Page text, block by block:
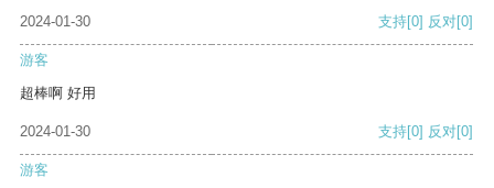
2024-01-30
支持[0] 反对[0]
游客
超棒啊 好用
2024-01-30 支持[0] 反对[0]
游客